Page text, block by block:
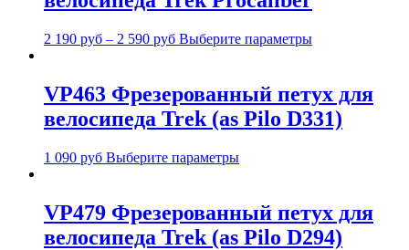
2 190 руб – 2 590 руб Выберите параметры
VP463 Фрезерованный петух для
велосипеда Trek (as Pilo D331)
1 090 руб Выберите параметры
VP479 Фрезерованный петух для
велосипеда Trek (as Pilo D294)